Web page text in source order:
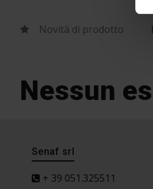
Novità di prodotto
Nessun
Senaf srl
+ 39 051.325511